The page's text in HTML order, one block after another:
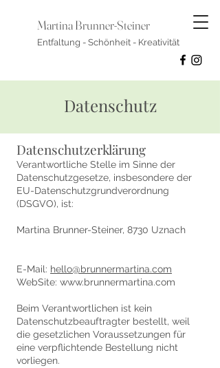
Martina Brunner-Steiner
Entfaltung - Schönheit - Kreativität
Datenschutz
Datenschutzerklärung
Verantwortliche Stelle im Sinne der
Datenschutzgesetze, insbesondere der
EU-Datenschutzgrundverordnung
(DSGVO), ist:
Martina Brunner-Steiner, 8730 Uznach
E-Mail: hello@brunnermartina.com
WebSite: www.brunnermartina.com
Beim Verantwortlichen ist kein
Datenschutzbeauftragter bestellt, weil
die gesetzlichen Voraussetzungen für
eine verpflichtende Bestellung nicht
vorliegen.